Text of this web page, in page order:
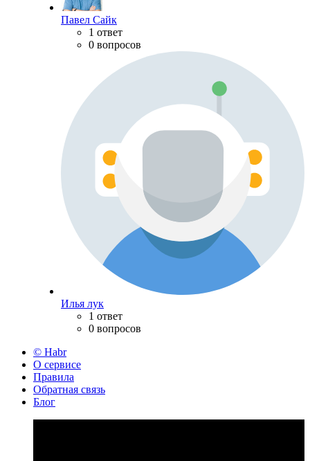
Павел Сайк
1 ответ
0 вопросов
Илья лук
1 ответ
0 вопросов
© Habr
О сервисе
Правила
Обратная связь
Блог